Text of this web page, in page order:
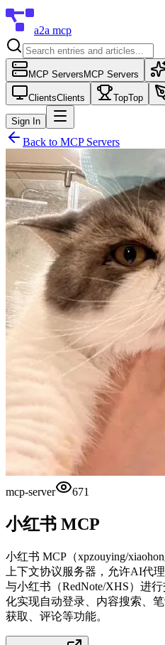
a2a mcp
MCP Servers MCP Servers
ClientsClients TopTop
Sign In
Back to MCP Servers
mcp-server 671
小红书 MCP
小红书 MCP（xpzouying/
上下文协议服务器，允许AI代
与小红书（RedNote/XHS）进
化实现自动登录、内容搜索、
获取、评论等功能。